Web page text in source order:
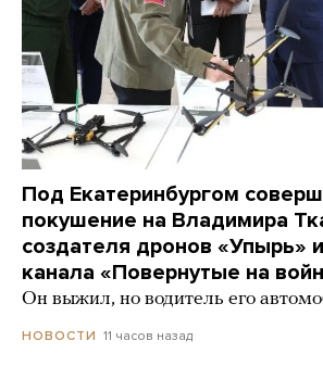
Под Екатеринбургом
покушение на Владимира
создателя дронов «Упырь»
канала «Повернутые на
Он выжил, но водитель его
НОВОСТИ 11 часов назад